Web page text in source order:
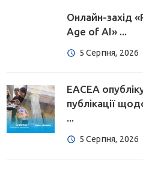
Онлайн-захід
Age of AI» ...
5 Серпня, 2026
EACEA
публікації
...
5 Серпня, 2026